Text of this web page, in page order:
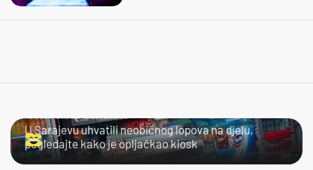
U Sarajevu uhvatili neobičnog lopova na djelu,
pogledajte kako je opljačkao kiosk